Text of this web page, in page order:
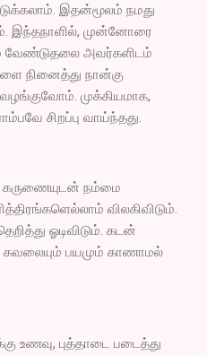
இதன்மூலம் நமது
இந்தநாளில், முன்னோரை
வேண்டுதலை அவர்களிடம்
நினைத்து நான்கு
முக்கியமாக,
சிறப்பு வாய்ந்தது.
நம்மை
விலகிவிடும்.
ஓடிவிடும். கடன்
பயமும் காணாமல்
உணவு, புத்தாடை படைத்து